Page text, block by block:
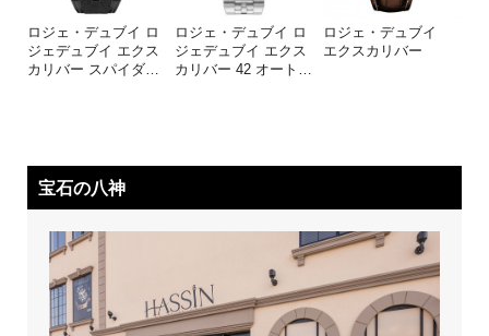
ロジェ・デュブイ ロ
ジェデュブイ エクス
カリバー スパイダ…
ロジェ・デュブイ ロ
ジェデュブイ エクス
カリバー 42 オート
ロジェ・デュブイ
エクスカリバー
宝石の八神